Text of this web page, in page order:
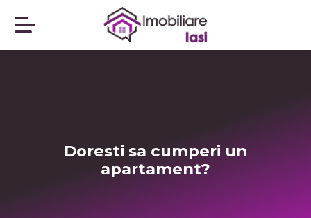
Doresti sa cumperi un
apartament?